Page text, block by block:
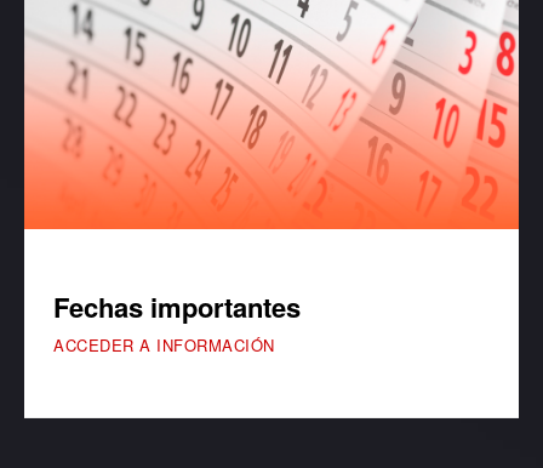
Fechas importantes
ACCEDER A INFORMACIÓN